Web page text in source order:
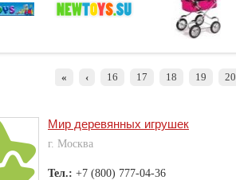
« ‹ 16 17 18 19 20
Мир деревянных игрушек
г. Москва
Тел.: +7 (800) 777-04-36